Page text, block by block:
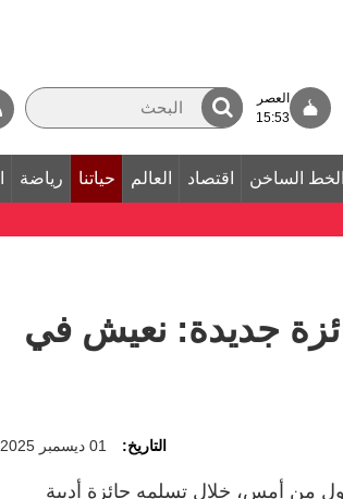
العصر
15:53
الخط الساخن اقتصاد العالم حياتنا رياضة
جديدة: نعيش في
التاريخ: 01 ديسمبر 2025
أول من أمس، خلال تسلمه جائزة أدبية